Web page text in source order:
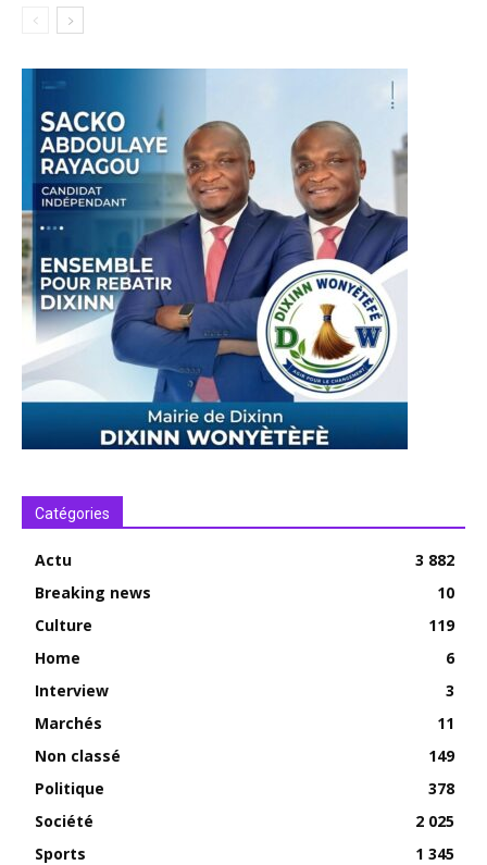
Catégories
Actu
3 882
Breaking news
10
Culture
119
Home
6
Interview
3
Marchés
11
Non classé
149
Politique
378
Société
2 025
Sports
1 345